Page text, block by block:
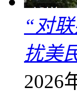
“对
扰美
2026